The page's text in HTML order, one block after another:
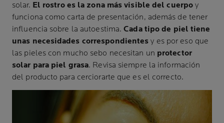
solar. El rostro es la zona más visible del cuerpo y
funciona como carta de presentación, además de tener
influencia sobre la autoestima.Cada tipo de piel tiene
unas necesidades correspondientes y es por eso que
las pieles con mucho sebo necesitan un protector
solar para piel grasa. Revisa siempre la información
del producto para cerciorarte que es el correcto.